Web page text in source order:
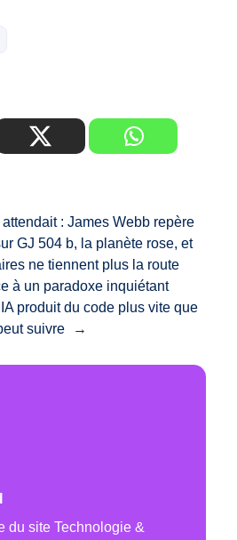
attendait : James Webb repère
GJ 504 b, la planète rose, et
ne tiennent plus la route
à un paradoxe inquiétant
produit du code plus vite que
suivre
→
du site Technologie &